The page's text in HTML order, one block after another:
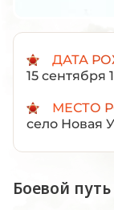
ДАТА
15 сентября
МЕСТО
село Новая
Боевой